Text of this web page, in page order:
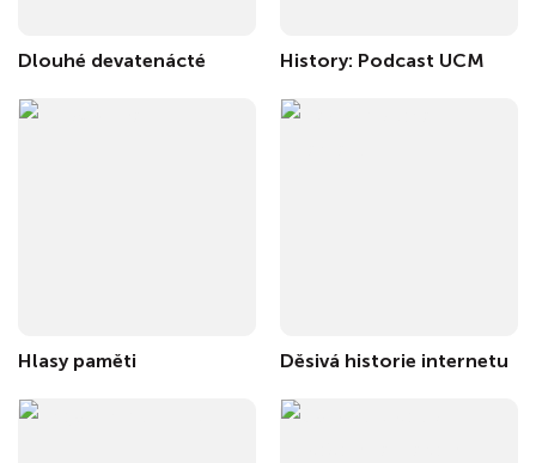
Dlouhé devatenácté History: Podcast UCM
Hlasy paměti Děsivá historie internetu